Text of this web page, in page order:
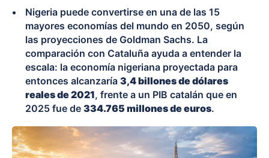
Nigeria puede convertirse en una de las 15
mayores economías del mundo en 2050, según
las proyecciones de Goldman Sachs. La
comparación con Cataluña ayuda a entender la
escala: la economía nigeriana proyectada para
entonces alcanzaría 3,4 billones de dólares
reales de 2021, frente a un PIB catalán que en
2025 fue de 334.765 millones de euros.